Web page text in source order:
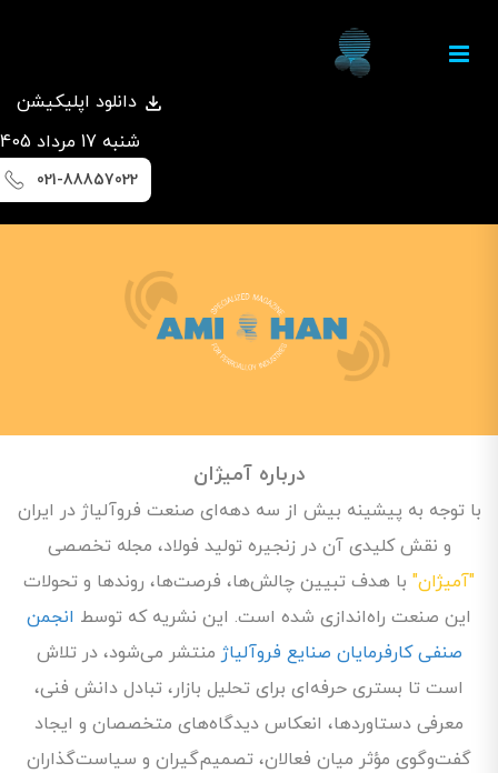
دانلود اپلیکیشن
شنبه 17 مرداد 1405
021-88857022
درباره آمیژان
با توجه به پیشینه بیش از سه دهه‌ای صنعت فروآلیاژ در ایران
و نقش کلیدی آن در زنجیره تولید فولاد، مجله تخصصی
"آمیژان"با هدف تبیین چالش‌ها، فرصت‌ها، روندها و تحولات
این صنعت راه‌اندازی شده است. این نشریه که توسطانجمن
صنفی کارفرمایان صنایع فروآلیاژمنتشر می‌شود، در تلاش
است تا بستری حرفه‌ای برای تحلیل بازار، تبادل دانش فنی،
معرفی دستاوردها، انعکاس دیدگاه‌های متخصصان و ایجاد
گفت‌وگوی مؤثر میان فعالان، تصمیم‌گیران و سیاست‌گذاران